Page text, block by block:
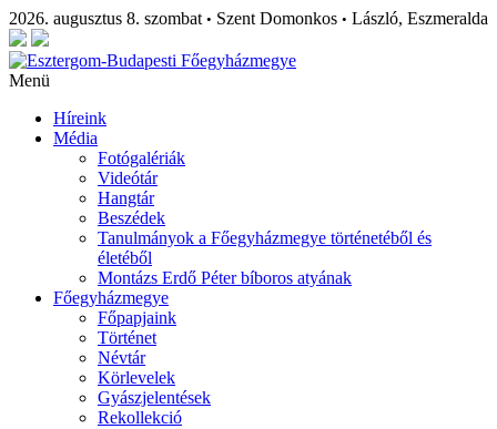
2026. augusztus 8. szombat • Szent Domonkos • László, Eszmeralda
Menü
Híreink
Média
Fotógalériák
Videótár
Hangtár
Beszédek
Tanulmányok a Főegyházmegye történetéből és
életéből
Montázs Erdő Péter bíboros atyának
Főegyházmegye
Főpapjaink
Történet
Névtár
Körlevelek
Gyászjelentések
Rekollekció